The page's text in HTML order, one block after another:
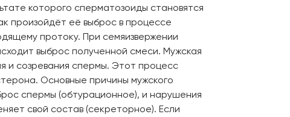
которого сперматозоиды становятся
произойдёт её выброс в процессе
протоку. При семяизвержении
выброс полученной смеси. Мужская
и созревания спермы. Этот процесс
Основные причины мужского
спермы (обтурационное), и нарушения
свой состав (секреторное). Если